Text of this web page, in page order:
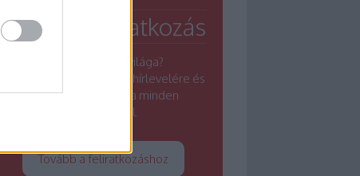
Hírlevél feliratkozás
Érdekel a borok világa?
Iratkozz fel a Winelovers hírlevelére és
értesülj a borszakma minden
rezdüléséről.
Tovább a feliratkozáshoz